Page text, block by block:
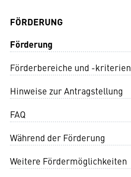
FÖRDERUNG
Förderung
Förderbereiche und -kriterien
Hinweise zur Antragstellung
FAQ
Während der Förderung
Weitere Fördermöglichkeiten